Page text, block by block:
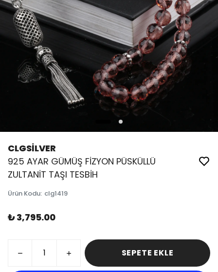
CLGSİLVER
925 AYAR GÜMÜŞ FİZYON PÜSKÜLLÜ
ZULTANİT TAŞI TESBİH
Ürün Kodu: clg1419
₺ 3,795.00
SEPETE EKLE